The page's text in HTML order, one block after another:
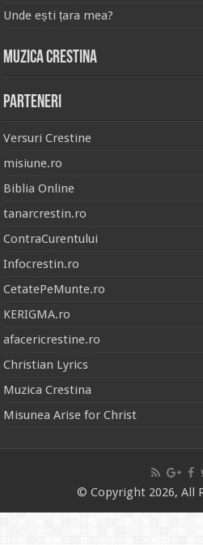
Unde ești țara mea?
Muzica Crestina
Parteneri
Versuri Crestine
misiune.ro
Biblia Online
tanarcrestin.ro
ContraCurentului
Infocrestin.ro
CetatePeMunte.ro
KERIGMA.ro
afacericrestine.ro
Christian Lyrics
Muzica Crestina
Misunea Arise for Christ
© Copyright 2026, All